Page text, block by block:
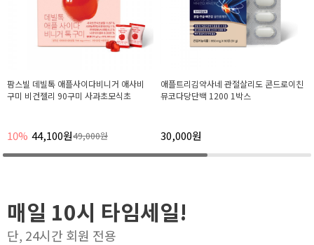
애플트리김약사네 관절살리도 콘드로이친
뮤코다당단백 1200 1박스
30,000원
데빌톡 파인컷 알파CD 알파시클로덱스
린 알파시디 14포, 6박스
15%
매일 10시 타임세일!
단, 24시간 회원 전용